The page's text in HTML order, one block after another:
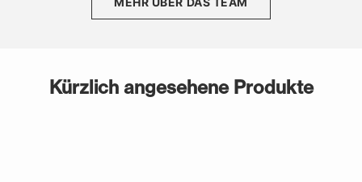
Kürzlich angesehene Produkte